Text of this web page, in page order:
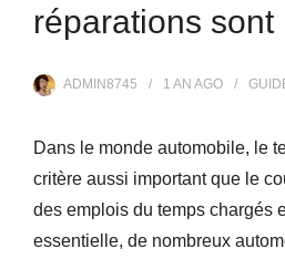
réparations sont
ADMIN8745 1 AN AGO
Dans le monde automobile, le
critère aussi important que le
des emplois du temps chargés
essentielle, de nombreux